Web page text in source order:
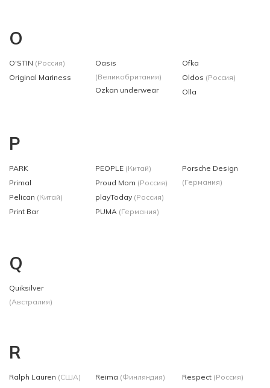
O
O'STIN (Россия)
Original Mariness
Oasis
(Великобритания)
Ozkan underwear
Ofka
Oldos (Россия)
Olla
P
PARK
Primal
Pelican (Китай)
Print Bar
PEOPLE (Китай)
Proud Mom (Россия)
playToday (Россия)
PUMA (Германия)
Porsche Design
(Германия)
Q
Quiksilver
(Австралия)
R
Ralph Lauren (США)
Reima (Финляндия)
Respect (Россия)